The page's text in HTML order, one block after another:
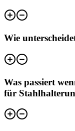
Wie
Was passiert
für